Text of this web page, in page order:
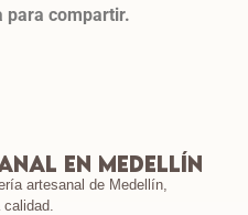
para compartir.
en Medellín
artesanal de Medellín,